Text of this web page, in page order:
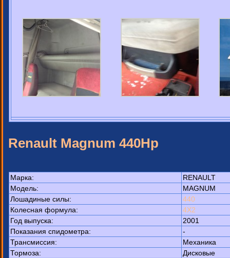
Renault Magnum 440Hp
Марка:
RENAULT
Модель:
MAGNUM
Лошадиные силы:
440
Колесная формула:
4X2
Год выпуска:
2001
Показания спидометра:
-
Трансмиссия:
Механика
Тормоза:
Дисковые